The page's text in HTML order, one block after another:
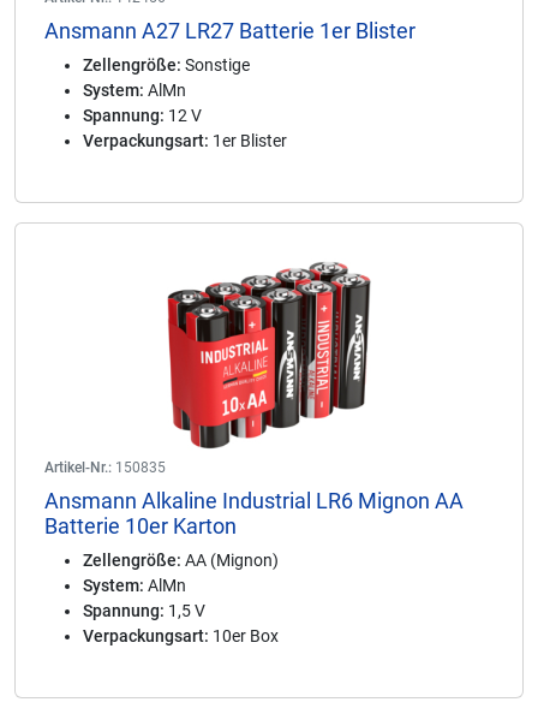
Ansmann A27 LR27 Batterie 1er Blister
Zellengröße: Sonstige
System: AlMn
Spannung: 12 V
Verpackungsart: 1er Blister
Artikel-Nr.: 150835
Ansmann Alkaline Industrial LR6 Mignon AA
Batterie 10er Karton
Zellengröße: AA (Mignon)
System: AlMn
Spannung: 1,5 V
Verpackungsart: 10er Box